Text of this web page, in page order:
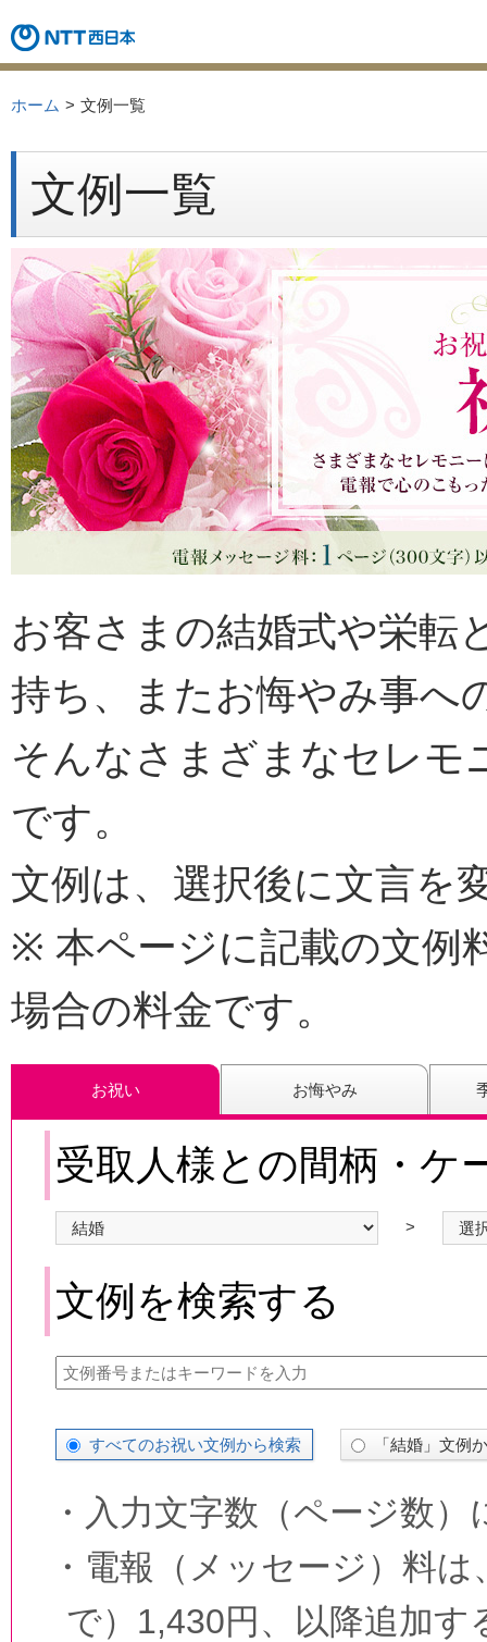
ホーム 文例一覧
文例一覧
お客さまの結婚式や栄転
持ち、またお悔やみ事へ
そんなさまざまなセレモ
です。
文例は、選択後に文言を
※ 本ページに記載の文例
場合の料金です。
お祝い お悔やみ
受取人様との間柄・ケ
>
文例を検索する
すべてのお祝い文例から検索 「結婚」文例
・ 入力文字数（ページ数
・ 電報（メッセージ）料
で）1,430円、以降追加